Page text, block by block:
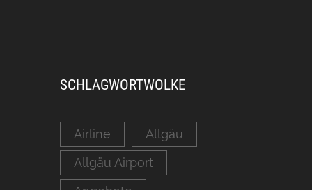
SCHLAGWORTWOLKE
Airline
Allgäu
Allgäu Airport